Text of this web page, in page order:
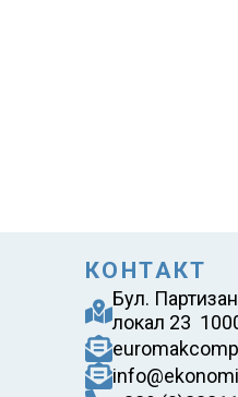
КОНТАКТ
Бул.
локал 23